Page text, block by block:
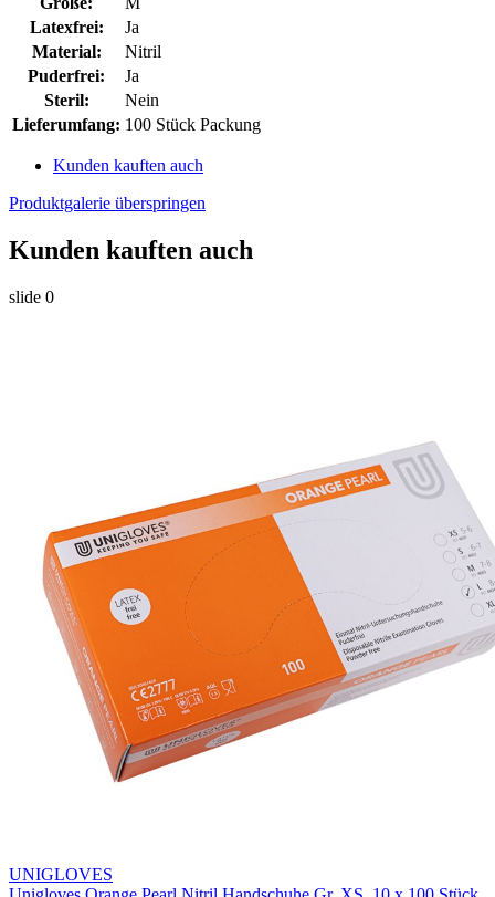
Latexfrei:
Ja
Material:
Nitril
Puderfrei:
Ja
Steril:
Nein
Lieferumfang: 100 Stück Packung
Kunden kauften auch
Produktgalerie überspringen
Kunden kauften auch
slide 0
UNIGLOVES